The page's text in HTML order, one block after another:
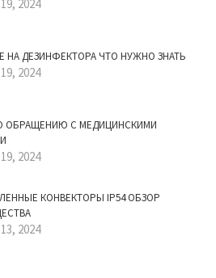
2024
НА ДЕЗИНФЕКТОРА ЧТО НУЖНО ЗНАТЬ
2024
ОБРАЩЕНИЮ С МЕДИЦИНСКИМИ
2024
КОНВЕКТОРЫ IP54 ОБЗОР
2024